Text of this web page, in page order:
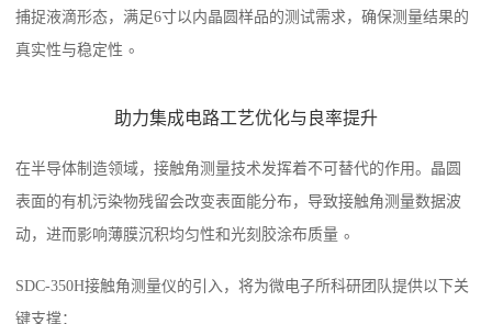
捕捉液滴形态，满足6寸以内晶圆样品的测试需求，确保测量结果的
真实性与稳定性 。
助力集成电路工艺优化与良率提升
在半导体制造领域，接触角测量技术发挥着不可替代的作用。晶圆
表面的有机污染物残留会改变表面能分布，导致接触角测量数据波
动，进而影响薄膜沉积均匀性和光刻胶涂布质量 。
SDC-350H接触角测量仪的引入，将为微电子所科研团队提供以下关
键支撑：